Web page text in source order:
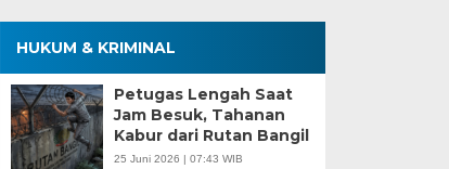
HUKUM & KRIMINAL
Petugas Lengah Saat
Jam Besuk, Tahanan
Kabur dari Rutan Bangil
25 Juni 2026 | 07:43 WIB